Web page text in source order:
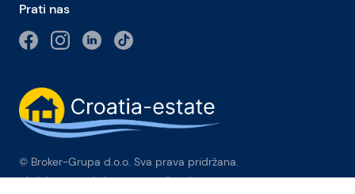
Prati nas
© Broker-Grupa d.o.o. Sva prava pridržana.
Obala kneza Branimira 1, 21000 Split-Phone: +385 98 384 007